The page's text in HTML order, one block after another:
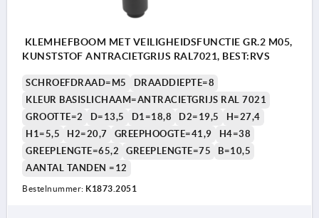
KLEMHEFBOOM MET VEILIGHEIDSFUNCTIE GR.2 M05,
KUNSTSTOF ANTRACIETGRIJS RAL7021, BEST:RVS
SCHROEFDRAAD=M5
DRAADDIEPTE=8
KLEUR BASISLICHAAM=ANTRACIETGRIJS RAL 7021
GROOTTE=2
D=13,5 D1=18,8 D2=19,5
H=27,4
H1=5,5
H2=20,7 GREEPHOOGTE=41,9
H4=38
GREEPLENGTE=65,2
GREEPLENGTE=75
B=10,5
AANTAL TANDEN =12
Bestelnummer: K1873.2051